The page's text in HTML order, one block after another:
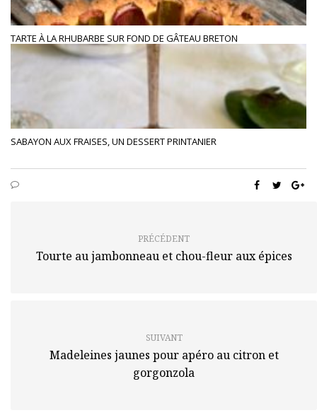
TARTE À LA RHUBARBE SUR FOND DE GÂTEAU BRETON
SABAYON AUX FRAISES, UN DESSERT PRINTANIER
PRÉCÉDENT
Tourte au jambonneau et chou-fleur aux épices
SUIVANT
Madeleines jaunes pour apéro au citron et
gorgonzola